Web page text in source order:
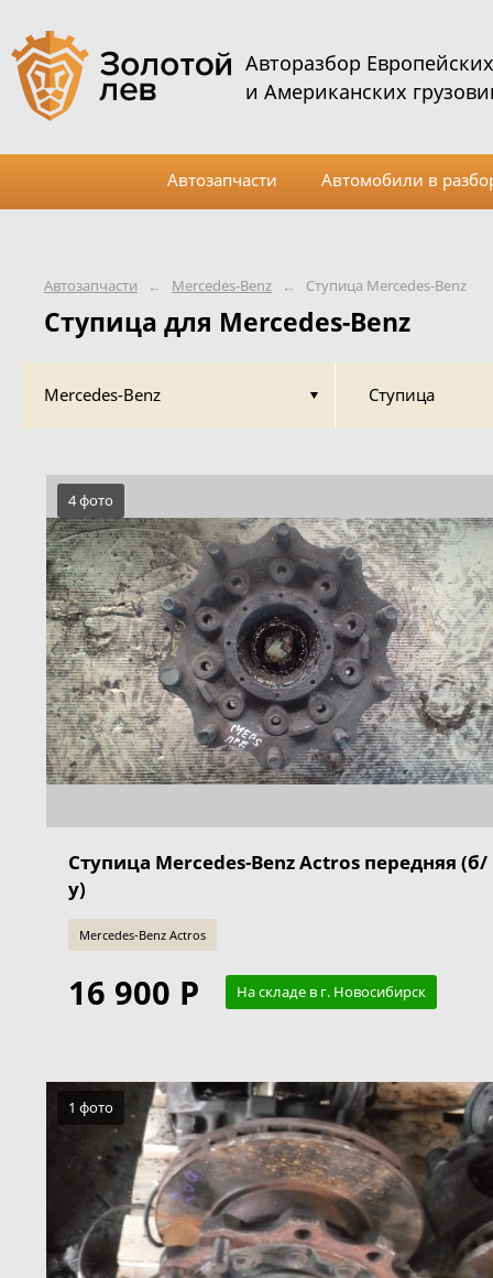
Автозапчасти ← Mercedes-Benz ← Ступица Mercedes-Benz
Ступица для Mercedes-Benz
Mercedes-Benz Ступица
4 фото
Ступица Mercedes-Benz Actros передняя (б/
у)
Mercedes-Benz Actros
16 900 Р На складе в г. Новосибирск
1 фото
Авторазбор Европейских
и Американских
Автозапчасти Автомобили в